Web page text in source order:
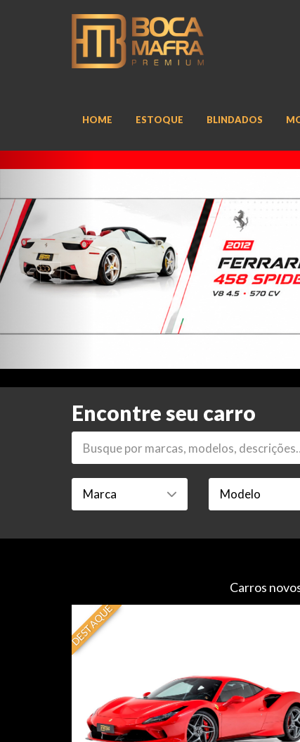
HOME ESTOQUE BLINDADOS
Encontre seu carro
Carros
DESTAQUE